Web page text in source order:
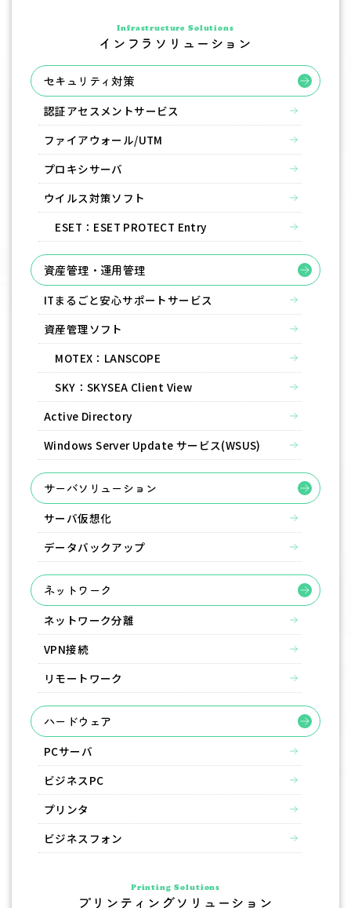
Infrastructure Solutions
インフラソリューション
セキュリティ対策
認証アセスメントサービス
ファイアウォール/UTM
プロキシサーバ
ウイルス対策ソフト
ESET：ESET PROTECT Entry
資産管理・運用管理
ITまるごと安心サポートサービス
資産管理ソフト
MOTEX：LANSCOPE
SKY：SKYSEA Client View
Active Directory
Windows Server Update サービス(WSUS)
サーバソリューション
サーバ仮想化
データバックアップ
ネットワーク
ネットワーク分離
VPN接続
リモートワーク
ハードウェア
PCサーバ
ビジネスPC
プリンタ
ビジネスフォン
Printing Solutions
プリンティングソリューション